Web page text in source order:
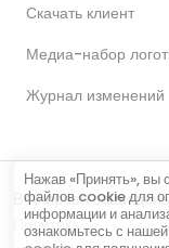
Скачать клиент
Медиа-набор
Журнал изменений
Все права
Политика
Нажав «Принять», вы
файлов cookie для
информации и
ознакомьтесь с нашей